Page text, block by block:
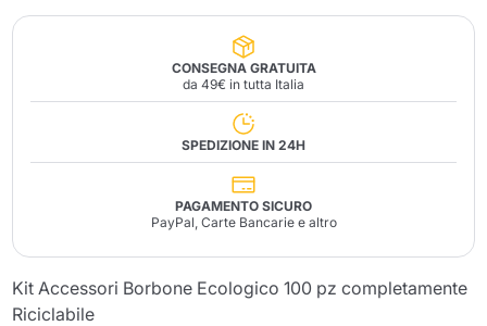
CONSEGNA GRATUITA
da 49€ in tutta Italia
SPEDIZIONE IN 24H
PAGAMENTO SICURO
PayPal, Carte Bancarie e altro
Kit Accessori Borbone Ecologico 100 pz completamente
Riciclabile